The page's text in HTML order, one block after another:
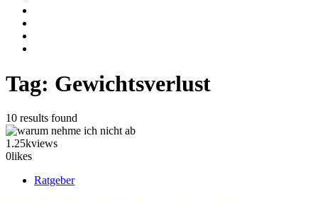
Tag: Gewichtsverlust
10 results found
1.25kviews
0likes
Ratgeber